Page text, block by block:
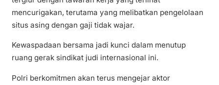
mencurigakan, terutama yang melibatkan pengelolaan
situs asing dengan gaji tidak wajar.
Kewaspadaan bersama jadi kunci dalam menutup
ruang gerak sindikat judi internasional ini.
Polri berkomitmen akan terus mengejar aktor